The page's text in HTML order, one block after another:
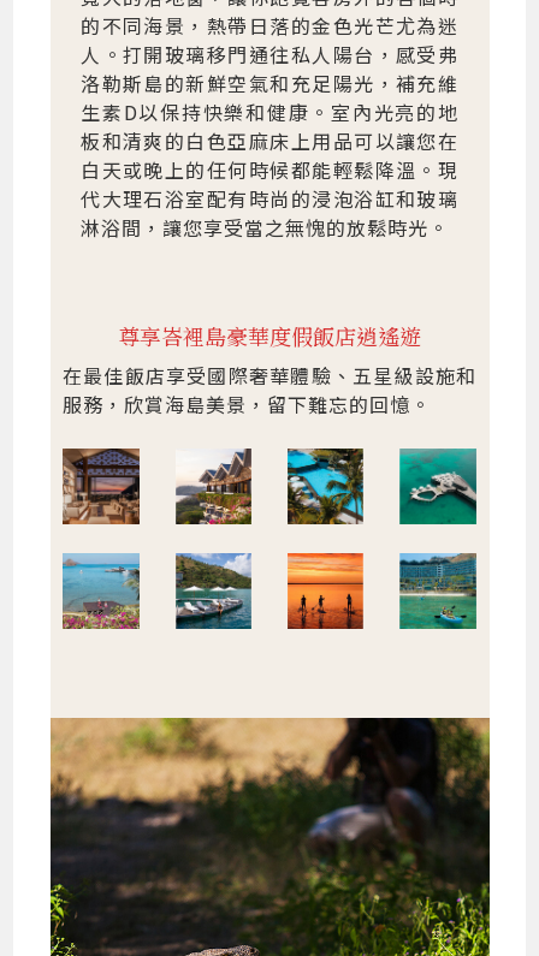
的不同海景，熱帶日落的金色光芒尤為迷
人。打開玻璃移門通往私人陽台，感受弗
洛勒斯島的新鮮空氣和充足陽光，補充維
生素D以保持快樂和健康。室內光亮的地
板和清爽的白色亞麻床上用品可以讓您在
白天或晚上的任何時候都能輕鬆降溫。現
代大理石浴室配有時尚的浸泡浴缸和玻璃
淋浴間，讓您享受當之無愧的放鬆時光。
尊享峇裡島豪華度假飯店逍遙遊
在最佳飯店享受國際奢華體驗、五星級設施和
服務，欣賞海島美景，留下難忘的回憶。